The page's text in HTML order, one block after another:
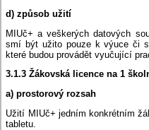
d) způsob užití
MIUč+ a veškerých datových
smí být užito pouze k výuce či
které budou provádět vyučující
3.1.3 Žákovská licence na 1
a) prostorový rozsah
Užití MIUč+ jedním konkrétním
tabletu.